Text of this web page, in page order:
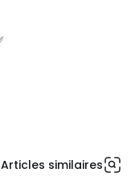
Articles similaires